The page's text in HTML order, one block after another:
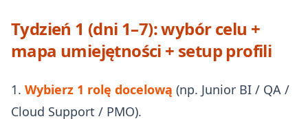
Tydzień 1 (dni 1–7): wybór celu +
mapa umiejętności + setup profili
1. Wybierz 1 rolę docelową (np. Junior BI / QA /
Cloud Support / PMO).